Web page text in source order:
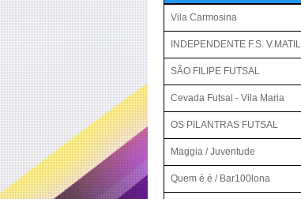
Vila Carmosina
INDEPENDENTE F.S.
SÃO FILIPE FUTSAL
Cevada Futsal - Vila Maria
OS PILANTRAS FUTSAL
Maggia / Juventude
Quem é é / Bar100lona